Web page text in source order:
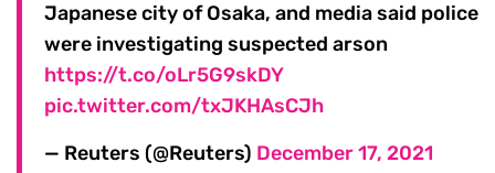
Japanese city of Osaka, and media said police
were investigating suspected arson
https://t.co/oLr5G9skDY
pic.twitter.com/txJKHAsCJh
— Reuters (@Reuters) December 17, 2021